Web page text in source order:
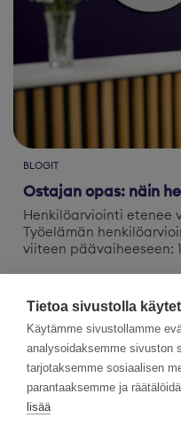
BLOGIT
Ostajan opas: näin
Henkilöarviointi etenee
Työelämän
viiteen päävaiheeseen:
Lue lisää
Tietoa sivustolla
Käytämme sivustollamme
analysoidaksemme sivuston
tarjotaksemme sosiaalisen
parantaaksemme ja
lisää